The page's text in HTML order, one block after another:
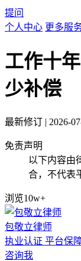
提问
个人中心 更多服
工作十
少补偿
最新修订 | 2026-
免责声明
以下内容由
合，不代表
浏览10w+
包敬立律师
执业认证 平台保
咨询我